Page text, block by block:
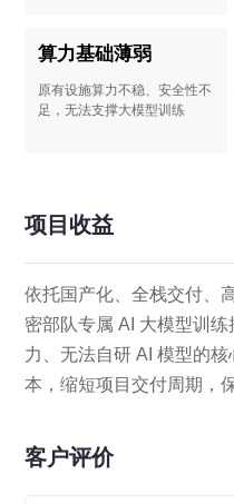
算力基础薄弱
原有设施算力不稳、安全性不
足，无法支撑大模型训练
项目收益
依托国产化、全栈交付、
密部队专属 AI 大模型训
力、无法自研 AI 模型的
本，缩短项目交付周期，
客户评价